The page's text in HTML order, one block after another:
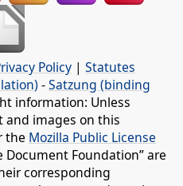
Policy | Statutes
-Satzung (binding
information: Unless
and images on this
the Mozilla Public License
Document Foundation” are
corresponding